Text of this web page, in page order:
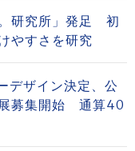
研究所」発足 初
やすさを研究
デザイン決定、公
募集開始 通算40